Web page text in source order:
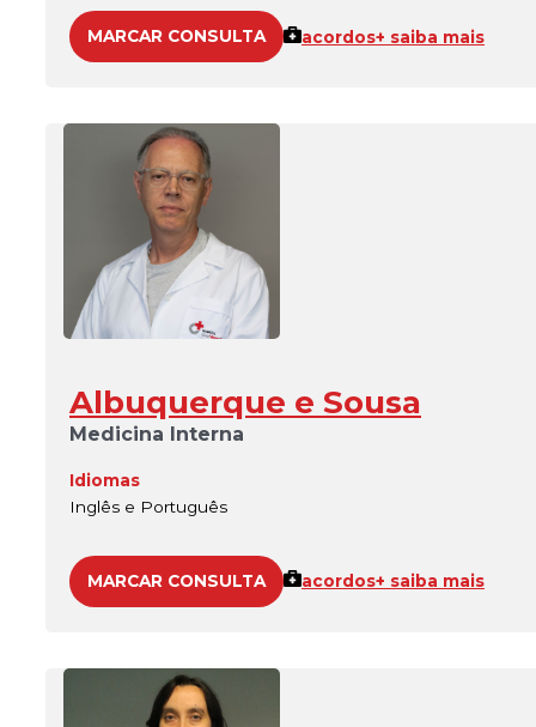
MARCAR CONSULTA acordos+ saiba mais
Albuquerque e Sousa
Medicina Interna
Idiomas
Inglês e Português
MARCAR CONSULTA acordos+ saiba mais